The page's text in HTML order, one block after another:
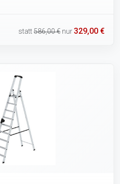
statt586,00 € nur329,00 €